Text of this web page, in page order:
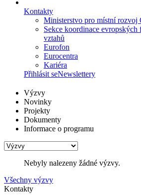
Kontakty
Ministerstvo pro místní rozvoj
Sekce koordinace evropských
vztahů
Eurofon
Eurocentra
Kariéra
Přihlásit seNewslettery
Výzvy
Novinky
Projekty
Dokumenty
Informace o programu
Nebyly nalezeny žádné výzvy.
Všechny výzvy
Kontakty